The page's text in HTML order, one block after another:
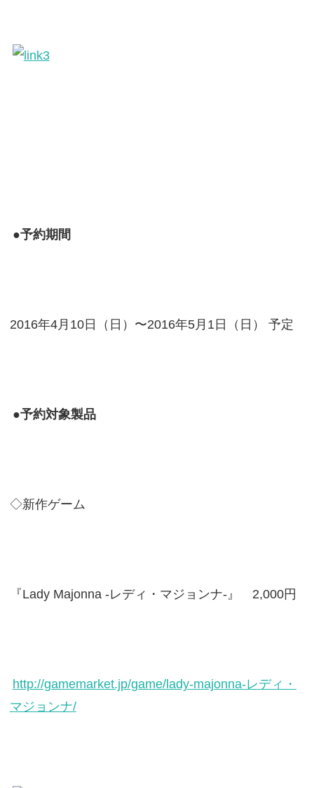
●予約期間
2016年4月10日（日）〜2016年5月1日（日） 予定
●予約対象製品
◇新作ゲーム
『Lady Majonna -レディ・マジョンナ-』 2,000円
http://gamemarket.jp/game/lady-majonna-レディ・
マジョンナ/